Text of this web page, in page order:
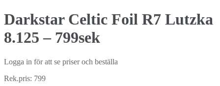
Darkstar Celtic Foil R7 Lutzka
8.125 – 799sek
Logga in för att se priser och beställa
Rek.pris: 799